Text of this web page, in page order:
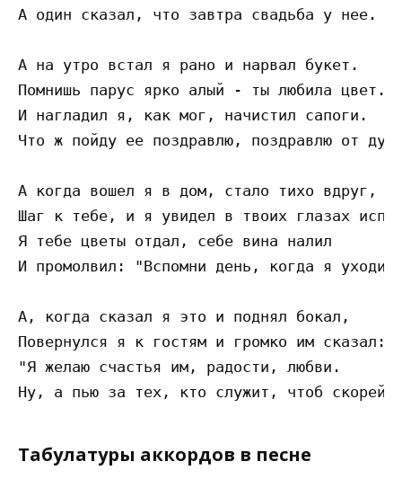
А один сказал, что завтра свадьба у нее.
А на утро встал я рано и нарвал букет.
Помнишь парус ярко алый - ты любила цвет.
И нагладил я, как мог, начистил сапоги.
Что ж пойду ее поздравлю, поздравлю от
А когда вошел я в дом, стало тихо вдруг,
Шаг к тебе, и я увидел в твоих глазах
Я тебе цветы отдал, себе вина налил
И промолвил: "Вспомни день, когда я
А, когда сказал я это и поднял бокал,
Повернулся я к гостям и громко им сказал:
"Я желаю счастья им, радости, любви.
Табулатуры аккордов в песне